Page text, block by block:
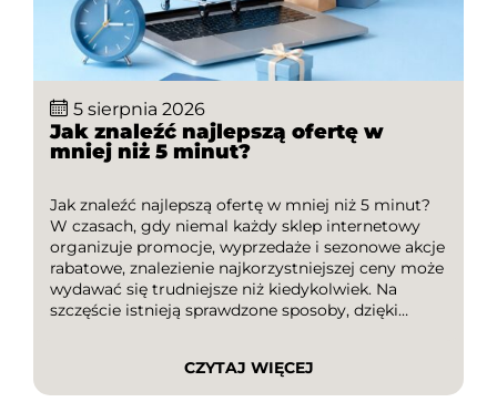
5 sierpnia 2026
Jak znaleźć najlepszą ofertę w
mniej niż 5 minut?
Jak znaleźć najlepszą ofertę w mniej niż 5 minut?
W czasach, gdy niemal każdy sklep internetowy
organizuje promocje, wyprzedaże i sezonowe akcje
rabatowe, znalezienie najkorzystniejszej ceny może
wydawać się trudniejsze niż kiedykolwiek. Na
szczęście istnieją sprawdzone sposoby, dzięki
artykule dowiesz się, jak w kilka minut […]
CZYTAJ WIĘCEJ